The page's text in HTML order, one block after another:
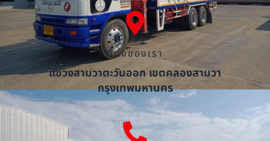
ที่ตั้งของเรา
แขวงสามวาตะวันออก เขตคลองสามวา
กรุงเทพมหานคร